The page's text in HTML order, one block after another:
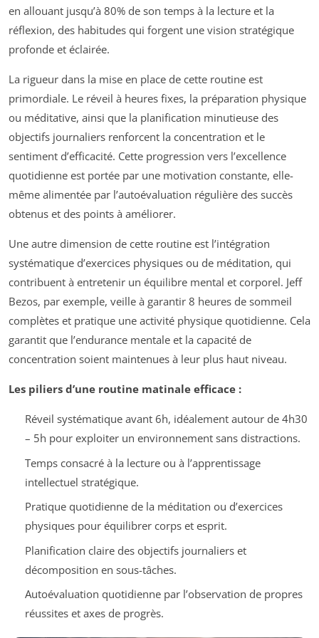
en allouant jusqu’à 80% de son temps à la lecture et la
réflexion, des habitudes qui forgent une vision stratégique
profonde et éclairée.
La rigueur dans la mise en place de cette routine est
primordiale. Le réveil à heures fixes, la préparation physique
ou méditative, ainsi que la planification minutieuse des
objectifs journaliers renforcent la concentration et le
sentiment d’efficacité. Cette progression vers l’excellence
quotidienne est portée par une motivation constante, elle-
même alimentée par l’autoévaluation régulière des succès
obtenus et des points à améliorer.
Une autre dimension de cette routine est l’intégration
systématique d’exercices physiques ou de méditation, qui
contribuent à entretenir un équilibre mental et corporel. Jeff
Bezos, par exemple, veille à garantir 8 heures de sommeil
complètes et pratique une activité physique quotidienne. Cela
garantit que l’endurance mentale et la capacité de
concentration soient maintenues à leur plus haut niveau.
Les piliers d’une routine matinale efficace :
Réveil systématique avant 6h, idéalement autour de 4h30
– 5h pour exploiter un environnement sans distractions.
Temps consacré à la lecture ou à l’apprentissage
intellectuel stratégique.
Pratique quotidienne de la méditation ou d’exercices
physiques pour équilibrer corps et esprit.
Planification claire des objectifs journaliers et
décomposition en sous-tâches.
Autoévaluation quotidienne par l’observation de propres
réussites et axes de progrès.